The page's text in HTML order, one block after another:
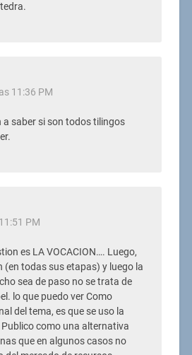
11:36 PM
a saber si son todos tilingos
PM
es LA VOCACION…. Luego,
(en todas sus etapas) y luego la
sea de paso no se trata de
lo que puedo ver Como
del tema, es que se uso la
como una alternativa
que en algunos casos no